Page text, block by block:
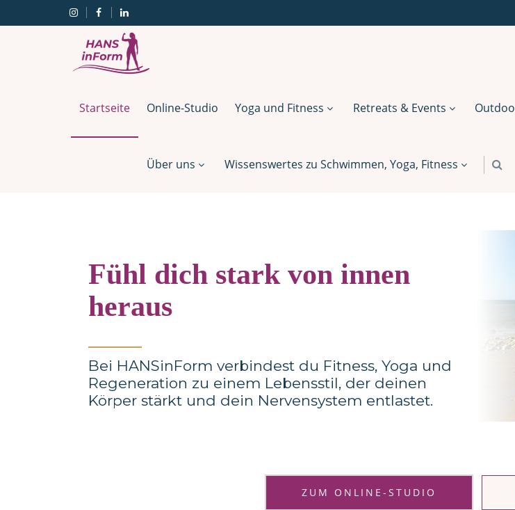
Startseite Online-Studio Yoga und Fitness Retreats & Events
Über uns Wissenswertes zu Schwimmen, Yoga, Fitness
Fühl dich stark von innen
heraus
_______
Bei HANSinForm verbindest du Fitness, Yoga und
Regeneration zu einem Lebensstil, der deinen
Körper stärkt und dein Nervensystem entlastet.
ZUM ONLINE-STUDIO